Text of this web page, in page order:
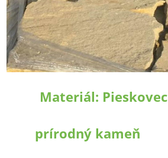
Materiál: Pieskovec
prírodný kameň